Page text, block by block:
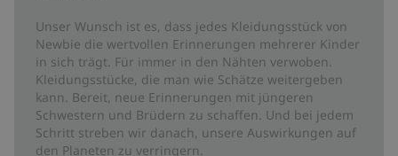
Unser Wunsch ist es, dass jedes Kleidungsstück von
Newbie die wertvollen Erinnerungen mehrerer Kinder
in sich trägt. Für immer in den Nähten verwoben.
Kleidungsstücke, die man wie Schätze weitergeben
kann. Bereit, neue Erinnerungen mit jüngeren
Schwestern und Brüdern zu schaffen. Und bei jedem
Schritt streben wir danach, unsere Auswirkungen auf
den Planeten zu verringern.